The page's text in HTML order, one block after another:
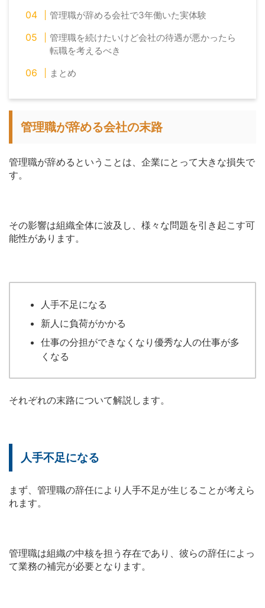
管理職が辞める会社で3年働いた実体験
管理職を続けたいけど会社の待遇が悪かったら
転職を考えるべき
まとめ
管理職が辞める会社の末路
管理職が辞めるということは、企業にとって大きな損失で
す。
その影響は組織全体に波及し、様々な問題を引き起こす可
能性があります。
人手不足になる
新人に負荷がかかる
仕事の分担ができなくなり優秀な人の仕事が多
くなる
それぞれの末路について解説します。
人手不足になる
まず、管理職の辞任により人手不足が生じることが考えら
れます。
管理職は組織の中核を担う存在であり、彼らの辞任によっ
て業務の補完が必要となります。